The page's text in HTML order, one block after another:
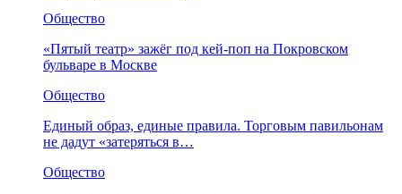
Общество
«Пятый театр» зажёг под кей-поп на Покровском
бульваре в Москве
Общество
Единый образ, единые правила. Торговым павильонам
не дадут «затеряться в…
Общество